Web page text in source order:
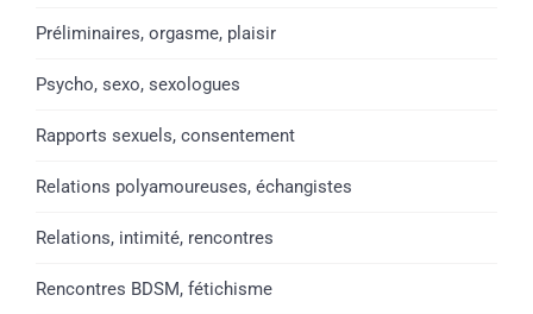
Préliminaires, orgasme, plaisir
Psycho, sexo, sexologues
Rapports sexuels, consentement
Relations polyamoureuses, échangistes
Relations, intimité, rencontres
Rencontres BDSM, fétichisme